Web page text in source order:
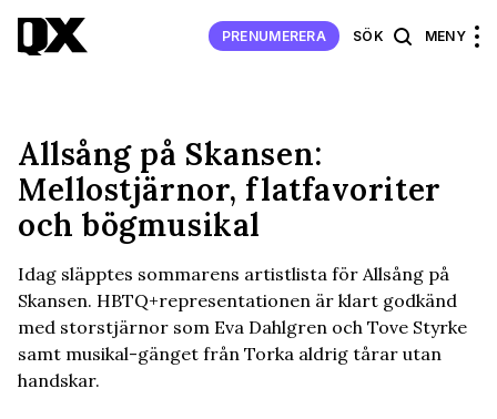
PRENUMERERA SÖK MENY
Allsång på Skansen:
Mellostjärnor, flatfavoriter
och bögmusikal
Idag släpptes sommarens artistlista för Allsång på
Skansen. HBTQ+representationen är klart godkänd
med storstjärnor som Eva Dahlgren och Tove Styrke
samt musikal-gänget från Torka aldrig tårar utan
handskar.